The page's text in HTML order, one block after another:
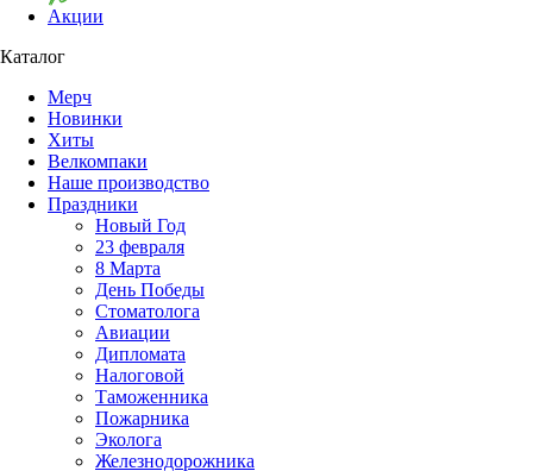
Акции
Каталог
Мерч
Новинки
Хиты
Велкомпаки
Наше производство
Праздники
Новый Год
23 февраля
8 Марта
День Победы
Cтоматолога
Авиации
Дипломата
Налоговой
Таможенника
Пожарника
Эколога
Железнодорожника